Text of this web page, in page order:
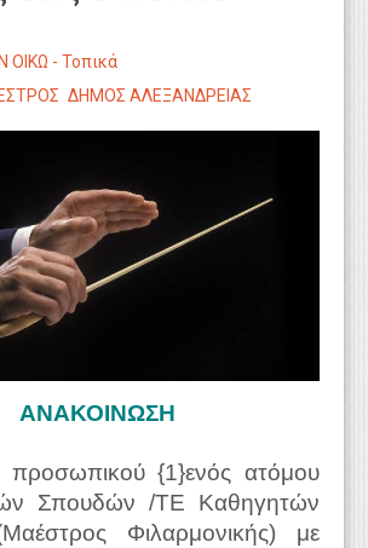
ΟΙΚΩ - Τοπικά
ΔΗΜΟΣ ΑΛΕΞΑΝΔΡΕΙΑΣ
ΑΝΑΚΟΙΝΩΣΗ
{1}ενός ατόμου
Σπουδών /ΤΕ Καθηγητών
Φιλαρμονικής) με
Πολιτών